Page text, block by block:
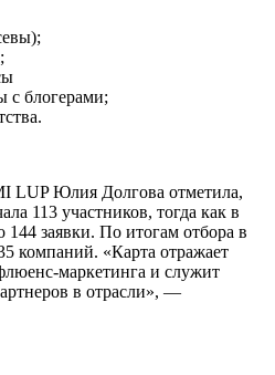
с блогерами;
LUP Юлия Долгова отметила,
113 участников, тогда как в
заявки. По итогам отбора в
компаний. «Карта отражает
маркетинга и служит
в отрасли», —